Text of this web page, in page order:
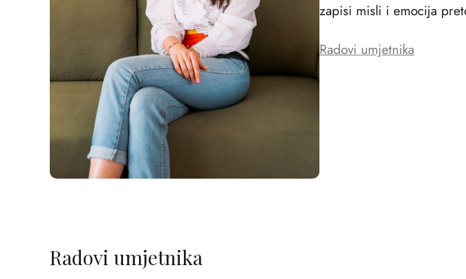
zapisi misli i emocija
Radovi umjetnika
Radovi umjetnika